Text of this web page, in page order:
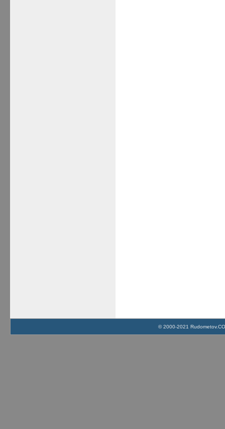
© 2000-2021